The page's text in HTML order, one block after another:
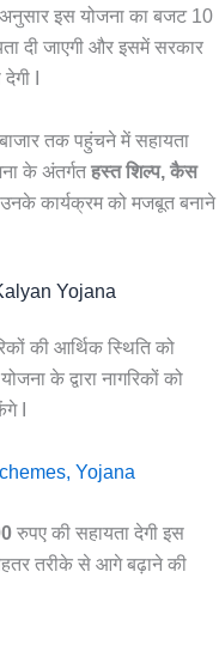
अनुसार इस योजना का बजट 10
दी जाएगी और इसमें सरकार
I
तक पहुंचने में सहायता
के अंतर्गतहस्त शिल्प, कैस
कार्यक्रम को मजबूत बनाने
Yojana
की आर्थिक स्थिति को
के द्वारा नागरिकों को
I
Yojana
रुपए की सहायता देगी इस
तरीके से आगे बढ़ाने की